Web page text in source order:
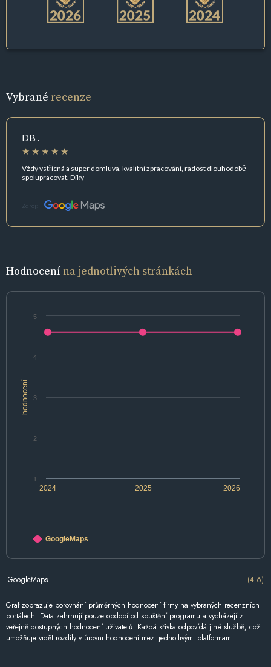
Vybrané recenze
DB .
Vždy vstřícná a super domluva, kvalitní zpracování, radost dlouhodobě
spolupracovat. Díky
Zdroj:
Hodnocenína jednotlivých stránkách
hodnocení
2024 2025 2026
1
2
3
4
5
GoogleMaps
GoogleMaps (4.6)
Graf zobrazuje porovnání průměrných hodnocení firmy na vybraných recenzních
portálech. Data zahrnují pouze období od spuštění programu a vycházejí z
veřejně dostupných hodnocení uživatelů. Každá křivka odpovídá jiné službě, což
umožňuje vidět rozdíly v úrovni hodnocení mezi jednotlivými platformami.